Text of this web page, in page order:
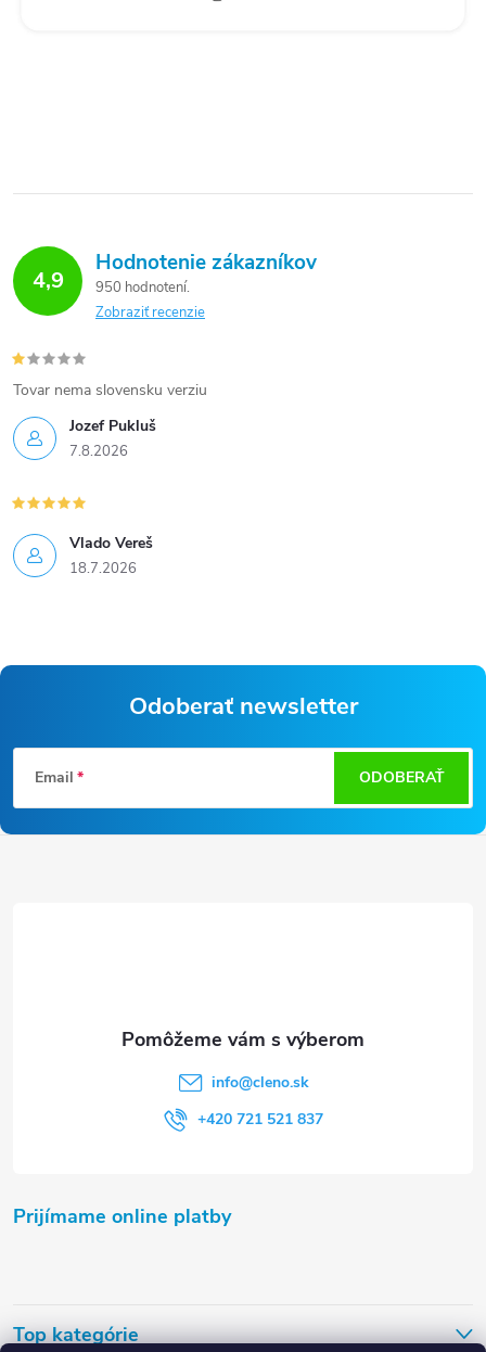
4,9
Hodnotenie zákazníkov
950 hodnotení
Zobraziť recenzie
Jozef Pukluš
7.8.2026
Tovar nema slovensku verziu
Vlado Vereš
18.7.2026
Z
á
p
Odoberať newsletter
Email ODOBERAŤ
info@cleno.sk
+420 721 521 837
Prijímame online platby
Top kategórie